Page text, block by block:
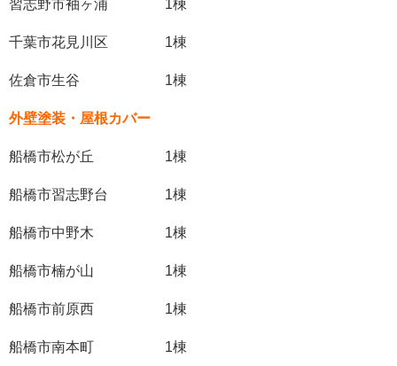
習志野市袖ヶ浦 1棟
千葉市花見川区 1棟
佐倉市生谷 1棟
外壁塗装・屋根カバー
船橋市松が丘 1棟
船橋市習志野台 1棟
船橋市中野木 1棟
船橋市楠が山 1棟
船橋市前原西 1棟
船橋市南本町 1棟